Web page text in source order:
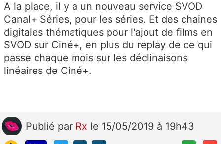
A la place, il y a un nouveau service SVOD
Canal+ Séries, pour les séries. Et des chaines
digitales thématiques pour l'ajout de films en
SVOD sur Ciné+, en plus du replay de ce qui
passe chaque mois sur les déclinaisons
linéaires de Ciné+.
Publié par Rx le 15/05/2019 à 19h43